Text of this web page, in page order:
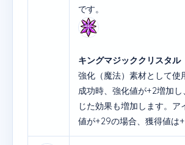
です。
キングマジッククリスタル
強化（魔法）素材として使
成功時、強化値が+2増加
じた効果も増加します。ア
値が+29の場合、獲得値は